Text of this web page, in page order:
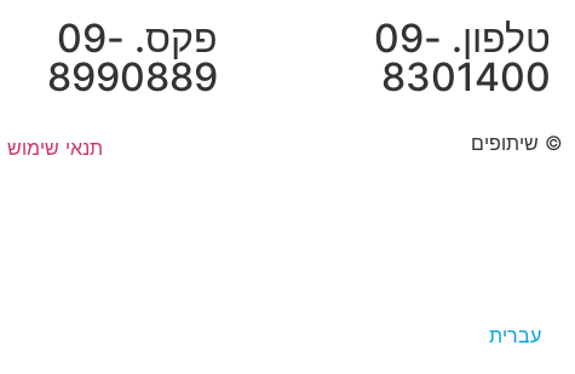
טלפון. 09-
8301400
פקס. 09-
8990889
© שיתופים תנאי שימוש|
עברית